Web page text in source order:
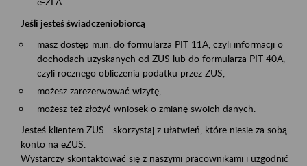
Jeśli jesteś świadczeniobiorcą
masz dostęp m.in. do formularza PIT 11A, czyli informacji o
dochodach uzyskanych od ZUS lub do formularza PIT 40A,
czyli rocznego obliczenia podatku przez ZUS,
możesz zarezerwować wizytę,
możesz też złożyć wniosek o zmianę swoich danych.
Jesteś klientem ZUS - skorzystaj z ułatwień, które niesie za sobą
konto na eZUS.
Wystarczy skontaktować się z naszymi pracownikami i uzgodnić